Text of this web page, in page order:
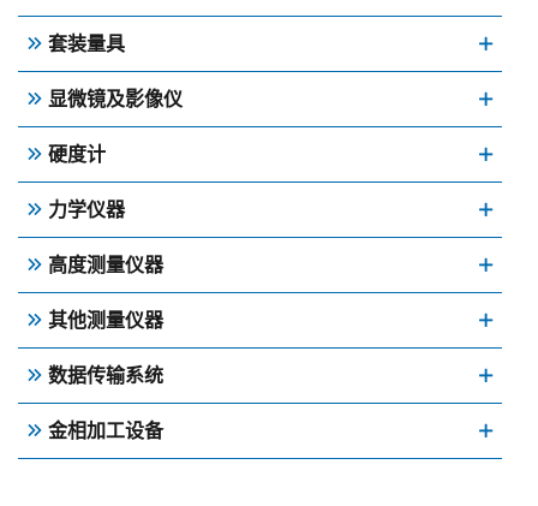
套装量具
显微镜及影像仪
硬度计
力学仪器
高度测量仪器
其他测量仪器
数据传输系统
金相加工设备